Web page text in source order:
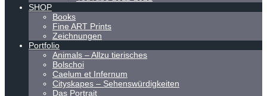
SHOP
Books
Fine ART Prints
Zeichnungen
Portfolio
Animals – Allzu tierisches
Bolschoi
Caelum et Infernum
Cityskapes – Sehenswürdigkeiten
Das Portrait